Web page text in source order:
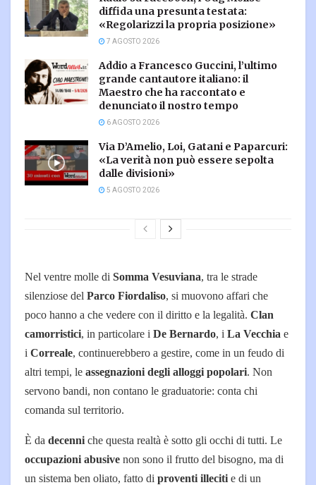
diffida una presunta testata:
«Regolarizzi la propria posizione»
7 AGOSTO 2026
Addio a Francesco Guccini, l’ultimo
grande cantautore italiano: il
Maestro che ha raccontato e
denunciato il nostro tempo
6 AGOSTO 2026
Via D’Amelio, Loi, Gatani e Paparcuri:
«La verità non può essere sepolta
dalle divisioni»
5 AGOSTO 2026
Nel ventre molle di Somma Vesuviana, tra le strade
silenziose del Parco Fiordaliso, si muovono affari che
poco hanno a che vedere con il diritto e la legalità. Clan
camorristici, in particolare i De Bernardo, i La Vecchia e
i Correale, continuerebbero a gestire, come in un feudo di
altri tempi, le assegnazioni degli alloggi popolari. Non
servono bandi, non contano le graduatorie: conta chi
comanda sul territorio.
È da decenni che questa realtà è sotto gli occhi di tutti. Le
occupazioni abusive non sono il frutto del bisogno, ma di
un sistema ben oliato, fatto di proventi illeciti e di un